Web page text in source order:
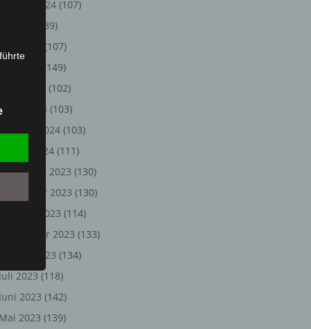
August 2024 (107)
(89)
(107)
(149)
(102)
2024 (103)
Februar 2024 (103)
Januar 2024 (111)
2023 (130)
November 2023 (130)
Oktober 2023 (114)
September 2023 (133)
August 2023 (134)
Juli 2023 (118)
Juni 2023 (142)
Mai 2023 (139)